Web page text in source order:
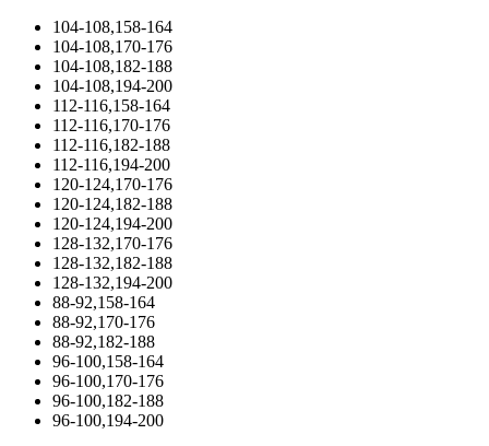
104-108,158-164
104-108,170-176
104-108,182-188
104-108,194-200
112-116,158-164
112-116,170-176
112-116,182-188
112-116,194-200
120-124,170-176
120-124,182-188
120-124,194-200
128-132,170-176
128-132,182-188
128-132,194-200
88-92,158-164
88-92,170-176
88-92,182-188
96-100,158-164
96-100,170-176
96-100,182-188
96-100,194-200